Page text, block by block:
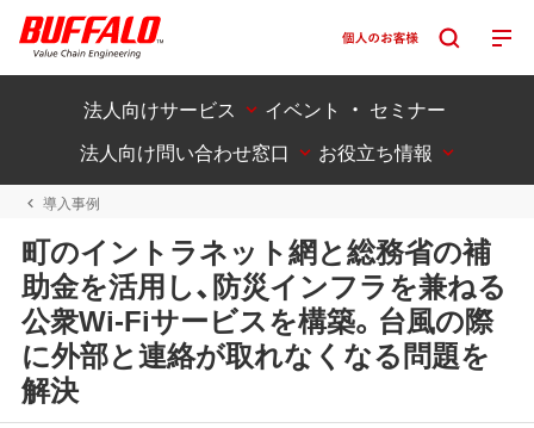
法人向けサービス
イベント ・ セミナー
法人向け問い合わせ窓口
お役立ち情報
導入事例
町のイントラネット網と総務省の補
助金を活用し、防災インフラを兼ねる
公衆Wi-Fiサービスを構築。台風の際
に外部と連絡が取れなくなる問題を
解決